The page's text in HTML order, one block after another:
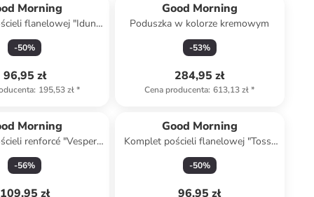
Morning
flanelowej "Idun"
biało-jasnoszarym
-50%
96,95 zł
: 195,53 zł*
Good Morning
Poduszka w kolorze kremowym
-53%
284,95 zł
Cena producenta: 613,13 zł*
Morning
renforcé "Vesper"
kremowo-szarym
-56%
109,95 zł
Good Morning
Komplet pościeli flanelowej "Toss"
w kolorze biało-błękitnym
-50%
96,95 zł